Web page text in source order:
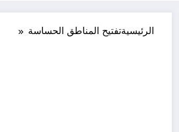
الرئيسيةتفتيح المناطق الحساسة